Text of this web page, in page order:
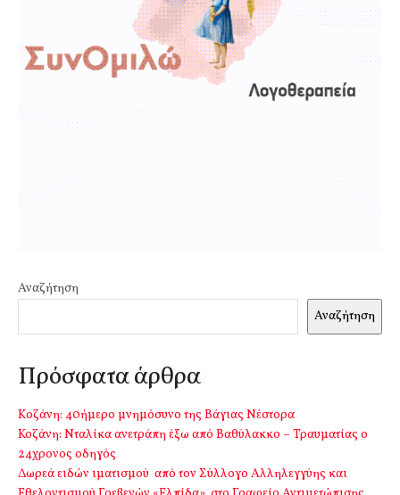
Αναζήτηση
Αναζήτηση
Πρόσφατα άρθρα
Kοζάνη: 40ήμερο μνημόσυνο της Βάγιας Νέστορα
Κοζάνη: Νταλίκα ανετράπη έξω από Βαθύλακκο – Τραυματίας ο
24χρονος οδηγός
Δωρεά ειδών ιματισμού από τον Σύλλογο Αλληλεγγύης και